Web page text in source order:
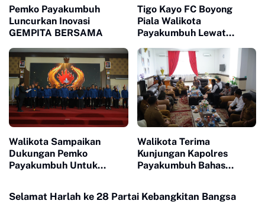
Pemko Payakumbuh
Luncurkan Inovasi
GEMPITA BERSAMA
Tigo Kayo FC Boyong
Piala Walikota
Payakumbuh Lewat
Walikota Sampaikan
Dukungan Pemko
Payakumbuh Untuk
2026-2030
Walikota Terima
Kunjungan Kapolres
Payakumbuh Bahas
Selamat Harlah ke 28 Partai Kebangkitan Bangsa